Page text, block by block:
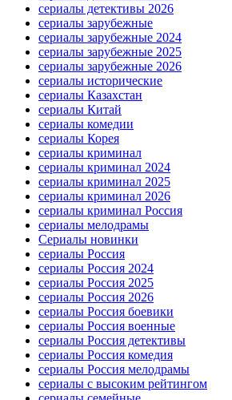
сериалы детективы 2026
сериалы зарубежные
сериалы зарубежные 2024
сериалы зарубежные 2025
сериалы зарубежные 2026
сериалы исторические
сериалы Казахстан
сериалы Китай
сериалы комедии
сериалы Корея
сериалы криминал
сериалы криминал 2024
сериалы криминал 2025
сериалы криминал 2026
сериалы криминал Россия
сериалы мелодрамы
Сериалы новинки
сериалы Россия
сериалы Россия 2024
сериалы Россия 2025
сериалы Россия 2026
сериалы Россия боевики
сериалы Россия военные
сериалы Россия детективы
сериалы Россия комедия
сериалы Россия мелодрамы
сериалы с высоким рейтингом